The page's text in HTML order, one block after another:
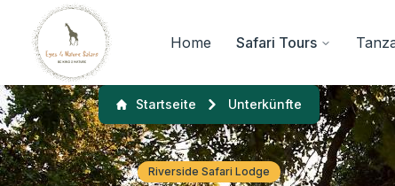
Home Safari Tours
Startseite Unterkünfte
Riverside Safari Lodge